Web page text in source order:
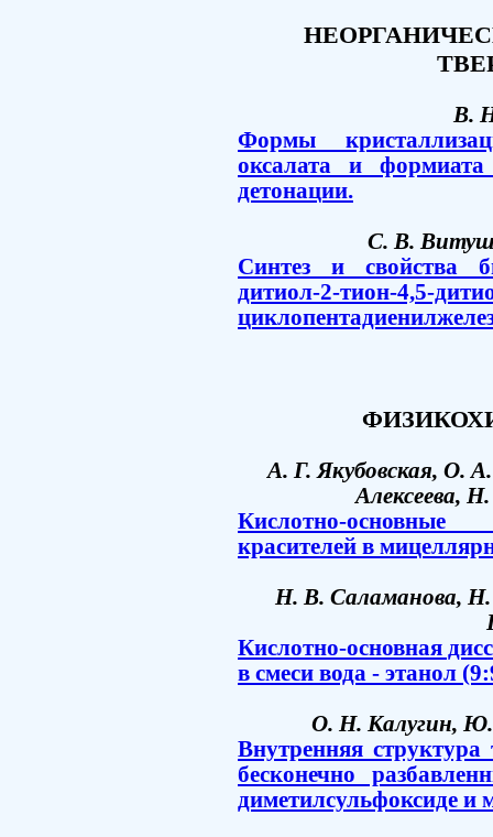
В.
Формы
оксалата и
детонации.
С. В.
Синтез и свойства
дитиол-2-тион-4,5-
А. Г. Якубовская, О.
Алексеева,
Кислотно-
красителей в
Н. В. Саламанова,
Кислотно-основная
в смеси вода - этанол
О. Н. Калугин,
Внутренняя
бесконечно
диметилсульфоксиде и